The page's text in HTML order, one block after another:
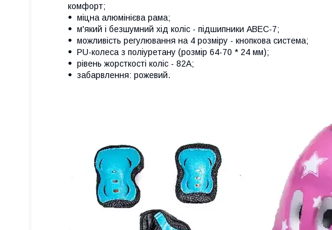
комфорт;
міцна алюмінієва рама;
м'який і безшумний хід коліс - підшипники ABEC-7;
можливість регулювання на 4 розміру - кнопкова система;
РU-колеса з поліуретану (розмір 64-70 * 24 мм);
рівень жорсткості коліс - 82А;
забарвлення: рожевий.